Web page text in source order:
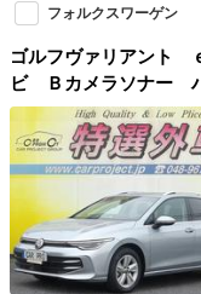
フォルクスワーゲン
ゴルフヴァリアント
ビ Ｂカメラソナー
プディスプレイ 電動
ト スマートキー Ａ
ｕｅｔｏｏｔｈ ワイ